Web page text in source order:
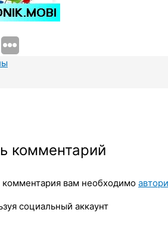
комментарий
комментария вам необходимо
социальный аккаунт